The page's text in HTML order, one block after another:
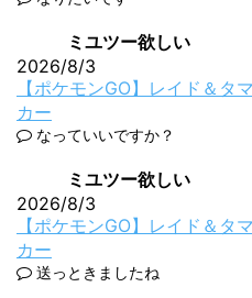
ミユツー欲しい
2026/8/3
【ポケモンGO】レイド＆タ
カー
なっていいですか？
ミユツー欲しい
2026/8/3
【ポケモンGO】レイド＆タ
カー
送っときましたね